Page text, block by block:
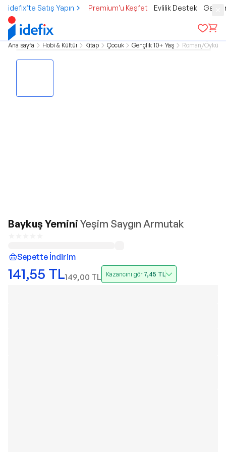
idefix’te Satış Yapın Premium'u Keşfet Evlilik Destek
Ana sayfa Hobi & Kültür Kitap Çocuk Gençlik 10+ Yaş Roman/Öykü
Baykuş Yemini Yeşim Saygın Armutak
Sepette İndirim
141,55 TL149,00 TL Kazancını gör 7,45 TL